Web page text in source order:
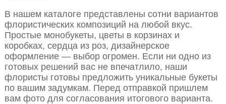
В нашем каталоге представлены сотни вариантов
флористических композиций на любой вкус.
Простые монобукеты, цветы в корзинах и
коробках, сердца из роз, дизайнерское
оформление — выбор огромен. Если ни одно из
готовых решений вас не впечатлило, наши
флористы готовы предложить уникальные букеты
по вашим задумкам. Перед отправкой пришлем
вам фото для согласования итогового варианта.